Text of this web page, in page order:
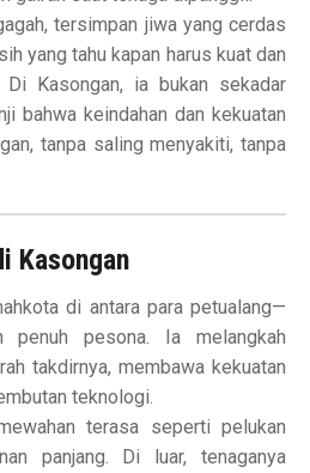
tersimpan jiwa yang cerdas
yang tahu kapan harus kuat dan
Di Kasongan, ia bukan sekadar
bahwa keindahan dan kekuatan
tanpa saling menyakiti, tanpa
Kasongan
di antara para petualang—
penuh pesona. Ia melangkah
takdirnya, membawa kekuatan
teknologi.
terasa seperti pelukan
panjang. Di luar, tenaganya